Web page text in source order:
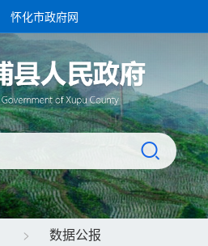
怀化市政府网
> 数据公报